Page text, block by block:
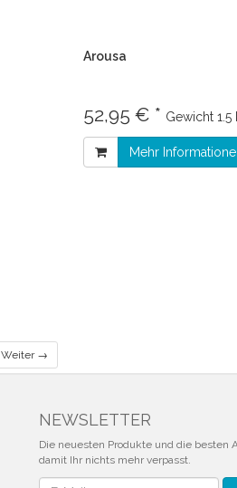
Arousa
52,95 € * Gewicht 1.5
Mehr
Weiter →
NEWSLETTER
Die neuesten Produkte und die besten
damit Ihr nichts mehr verpasst.